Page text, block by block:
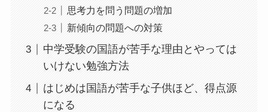
思考力を問う問題の増加
新傾向の問題への対策
中学受験の国語が苦手な理由とやっては
いけない勉強方法
はじめは国語が苦手な子供ほど、得点源
になる